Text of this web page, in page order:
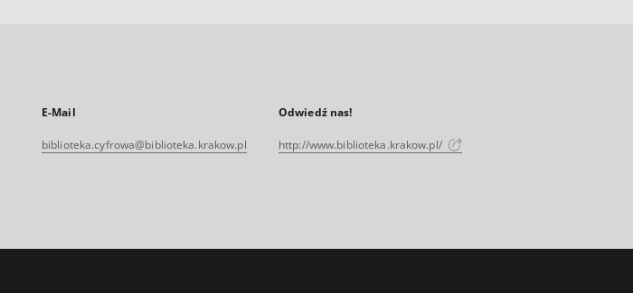
E-Mail
biblioteka.cyfrowa@biblioteka.krakow.pl
Odwiedź nas!
http://www.biblioteka.krakow.pl/